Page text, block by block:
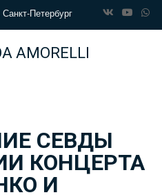
Санкт-Петербург
AMORELLI
СЕВДЫ
КОНЦЕРТА
И